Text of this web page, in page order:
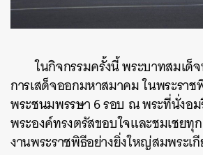
ในกิจกรรมครั้งนี้ พระบาทสมเด็
การเสด็จออกมหาสมาคม ในพระรา
พระชนมพรรษา 6 รอบ ณ พระที่นั่งอ
พระองค์ทรงตรัสขอบใจและชมเชย
งานพระราชพิธีอย่างยิ่งใหญ่สมพระเ